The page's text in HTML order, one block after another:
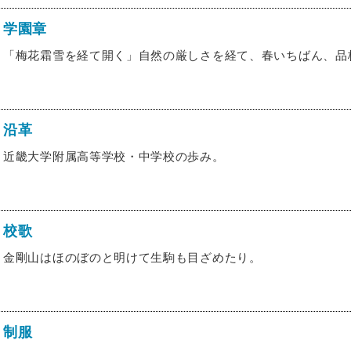
学園章
「梅花霜雪を経て開く」自然の厳しさを経て、春いちばん、品
沿革
近畿大学附属高等学校・中学校の歩み。
校歌
金剛山はほのぼのと明けて生駒も目ざめたり。
制服